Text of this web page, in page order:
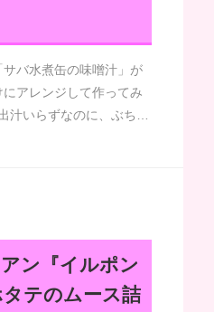
バ水煮缶の味噌汁」が
アレンジして作ってみ
汁いらずなのに、ぶち…
ン『イルポン
テのムース詰